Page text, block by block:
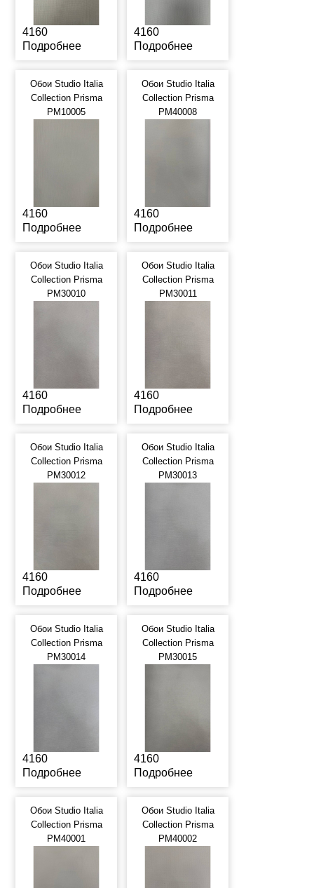
4160
Подробнее
4160
Подробнее
Обои Studio Italia
Collection Prisma
PM10005
4160
Подробнее
Обои Studio Italia
Collection Prisma
PM40008
4160
Подробнее
Обои Studio Italia
Collection Prisma
PM30010
4160
Подробнее
Обои Studio Italia
Collection Prisma
PM30011
4160
Подробнее
Обои Studio Italia
Collection Prisma
PM30012
4160
Подробнее
Обои Studio Italia
Collection Prisma
PM30013
4160
Подробнее
Обои Studio Italia
Collection Prisma
PM30014
4160
Подробнее
Обои Studio Italia
Collection Prisma
PM30015
4160
Подробнее
Обои Studio Italia
Collection Prisma
PM40001
Обои Studio Italia
Collection Prisma
PM40002